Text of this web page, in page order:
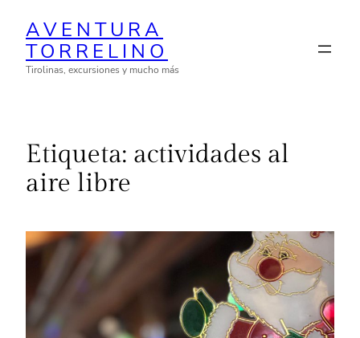
contenido
AVENTURA
TORRELINO
Tirolinas, excursiones y mucho más
Etiqueta: actividades al
aire libre